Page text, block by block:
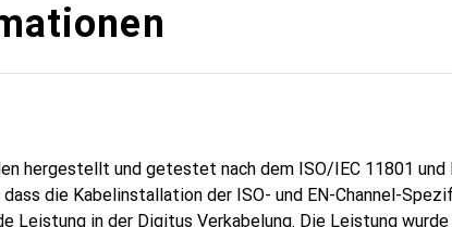
hergestellt und getestet nach dem ISO/IEC 11801 und
die Kabelinstallation der ISO- und EN-Channel-
Leistung in der Digitus Verkabelung. Die Leistung